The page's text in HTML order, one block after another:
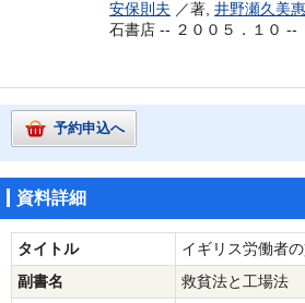
安保則夫 ／著, 井野瀬久美惠
石書店 -- ２００５．１０ --
予約申込へ
資料詳細
タイトル
イギリス労働者
副書名
救貧法と工場法